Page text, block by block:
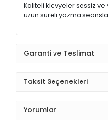
Kaliteli klavyeler sessiz ve
uzun süreli yazma
Garanti ve Teslimat
Taksit Seçenekleri
Yorumlar